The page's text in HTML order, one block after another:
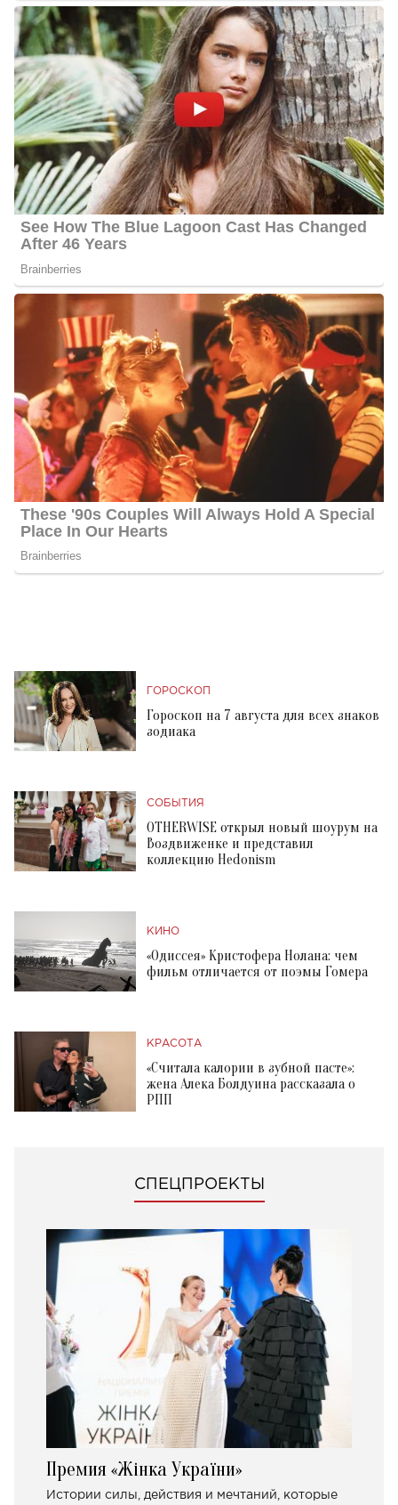
ГОРОСКОП
Гороскоп на 7 августа для всех знаков
зодиака
СОБЫТИЯ
OTHERWISE открыл новый шоурум на
Воздвиженке и представил
коллекцию Hedonism
КИНО
«Одиссея» Кристофера Нолана: чем
фильм отличается от поэмы Гомера
КРАСОТА
«Считала калории в зубной пасте»:
жена Алека Болдуина рассказала о
РПП
СПЕЦПРОЕКТЫ
Премия «Жінка України»
Истории силы, действия и мечтаний, которые